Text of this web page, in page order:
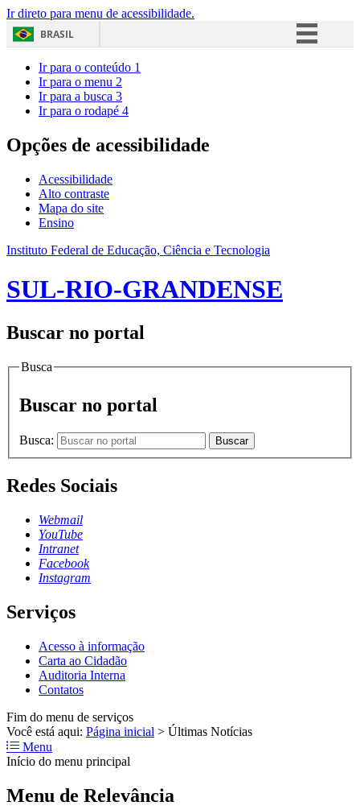
Ir direto para menu de acessibilidade.
BRASIL
Acesso à informação
Ir para o conteúdo 1
Ir para o menu 2
Ir para a busca 3
Ir para o rodapé 4
Opções de acessibilidade
Acessibilidade
Alto contraste
Mapa do site
Ensino
Instituto Federal de Educação, Ciência e Tecnologia
SUL-RIO-GRANDENSE
Buscar no portal
Busca
Buscar no portal
Busca: Buscar
Redes Sociais
Webmail
YouTube
Intranet
Facebook
Instagram
Serviços
Acesso à informação
Carta ao Cidadão
Auditoria Interna
Contatos
Fim do menu de serviços
Você está aqui: Página inicial > Últimas Notícias
Menu
Início do menu principal
Menu de Relevância